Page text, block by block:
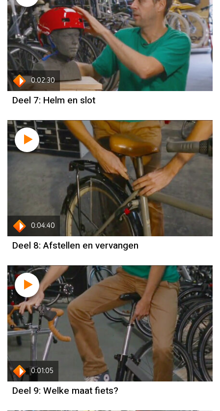
0:02:30
Deel 7: Helm en slot
0:04:40
Deel 8: Afstellen en vervangen
0:01:05
Deel 9: Welke maat fiets?